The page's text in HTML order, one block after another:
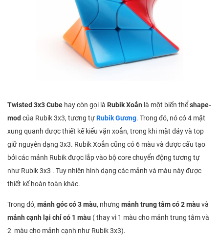
Twisted 3x3 Cube hay còn gọi là Rubik Xoắn là một biến thểshape-
mod của Rubik 3x3, tương tựRubik Gương. Trong đó, nó có 4 mặt
xung quanh được thiết kế kiểu vặn xoắn, trong khi mặt đáy và top
giữ nguyên dạng 3x3. Rubik Xoắn cũng có 6 màu và được cấu tạo
bởi các mảnh Rubik được lắp vào bộ core chuyển động tương tự
như Rubik 3x3 . Tuy nhiên hình dạng các mảnh và màu này được
thiết kế hoàn toàn khác.
Trong đó, mảnh góc có 3 màu, nhưng mảnh trung tâm có 2 màu và
mảnh cạnh lại chỉ có 1 màu ( thay vì 1 màu cho mảnh trung tâm và
2 màu cho mảnh cạnh như Rubik 3x3).